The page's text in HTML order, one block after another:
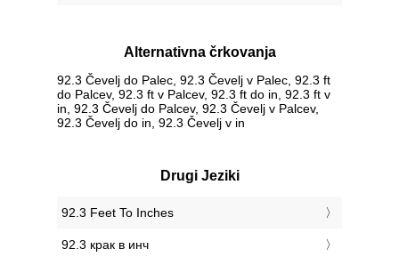
Alternativna črkovanja
92.3 Čevelj do Palec, 92.3 Čevelj v Palec, 92.3 ft
do Palcev, 92.3 ft v Palcev, 92.3 ft do in, 92.3 ft v
in, 92.3 Čevelj do Palcev, 92.3 Čevelj v Palcev,
92.3 Čevelj do in, 92.3 Čevelj v in
Drugi Jeziki
‎92.3 Feet To Inches
‎92.3 крак в инч